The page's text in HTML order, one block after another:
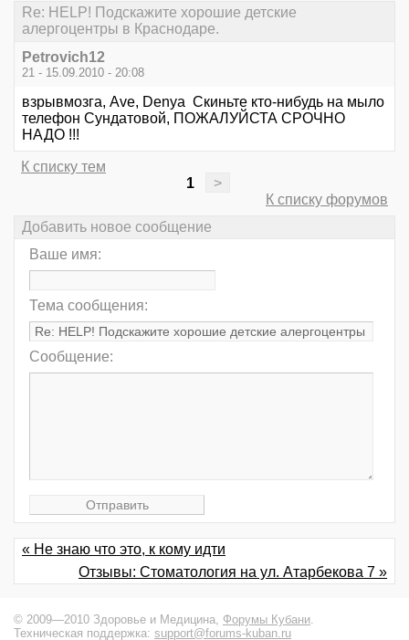
Re: HELP! Подскажите хорошие детские
алергоцентры в Краснодаре.
Petrovich12
21 - 15.09.2010 - 20:08
взрывмозга, Ave, Denya Скиньте кто-нибудь на мыло
телефон Сундатовой, ПОЖАЛУЙСТА СРОЧНО
НАДО !!!
К списку тем
1
>
К списку форумов
Добавить новое сообщение
Ваше имя:
Тема сообщения:
Сообщение:
« Не знаю что это, к кому идти
Отзывы: Стоматология на ул. Атарбекова 7 »
© 2009—2010 Здоровье и Медицина, Форумы Кубани
Техническая поддержка: support@forums-kuban.ru